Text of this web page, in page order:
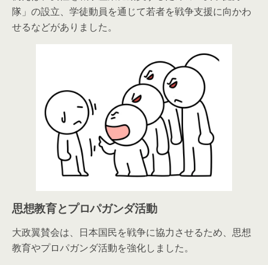
隊」の設立、学徒動員を通じて若者を戦争支援に向かわ
せるなどがありました。
思想教育とプロパガンダ活動
大政翼賛会は、日本国民を戦争に協力させるため、思想
教育やプロパガンダ活動を強化しました。